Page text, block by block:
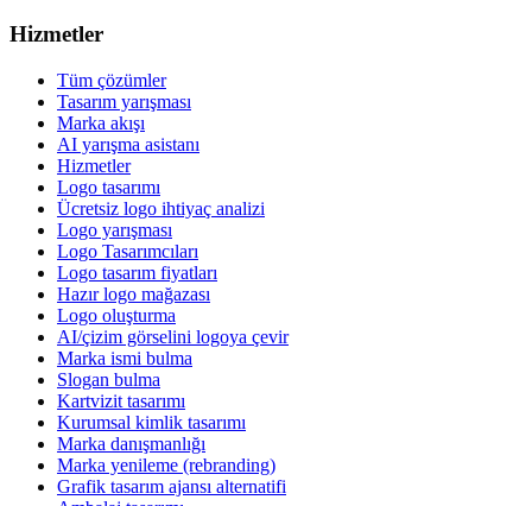
Hizmetler
Tüm çözümler
Tasarım yarışması
Marka akışı
AI yarışma asistanı
Hizmetler
Logo tasarımı
Ücretsiz logo ihtiyaç analizi
Logo yarışması
Logo Tasarımcıları
Logo tasarım fiyatları
Hazır logo mağazası
Logo oluşturma
AI/çizim görselini logoya çevir
Marka ismi bulma
Slogan bulma
Kartvizit tasarımı
Kurumsal kimlik tasarımı
Marka danışmanlığı
Marka yenileme (rebranding)
Grafik tasarım ajansı alternatifi